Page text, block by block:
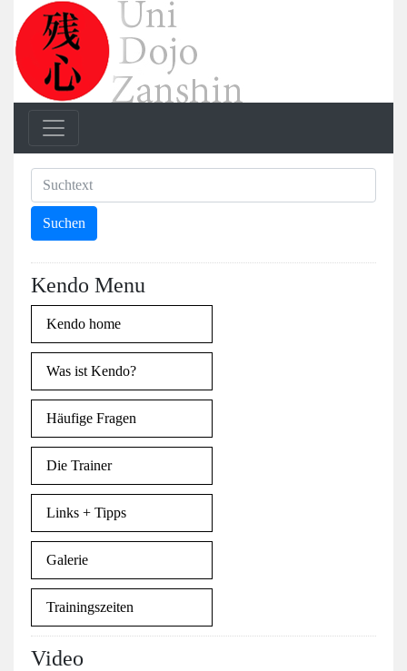
Kendo Menu
Kendo home
Was ist Kendo?
Häufige Fragen
Die Trainer
Links + Tipps
Galerie
Trainingszeiten
Video